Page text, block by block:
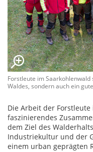
Forstleute im
Waldes, sondern auch ein
Die Arbeit der
faszinierendes
dem Ziel des
Industriekultur und der
einem urban geprägten